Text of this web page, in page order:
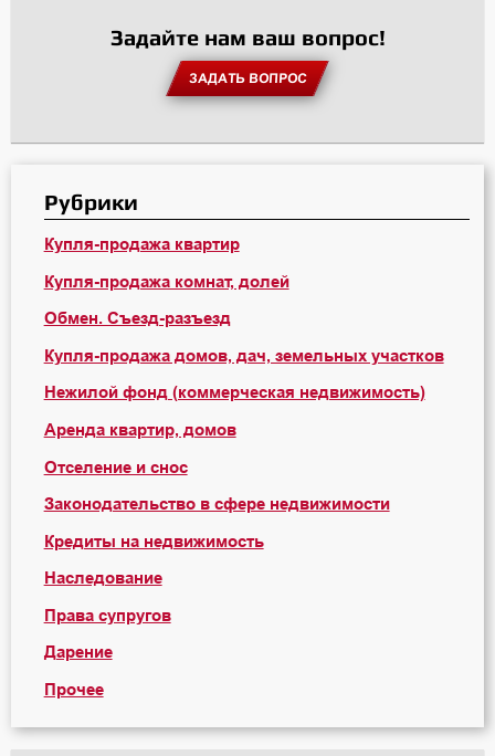
Задайте нам ваш вопрос!
ЗАДАТЬ ВОПРОС
Рубрики
Купля-продажа квартир
Купля-продажа комнат, долей
Обмен. Съезд-разъезд
Купля-продажа домов, дач, земельных участков
Нежилой фонд (коммерческая недвижимость)
Аренда квартир, домов
Отселение и снос
Законодательство в сфере недвижимости
Кредиты на недвижимость
Наследование
Права супругов
Дарение
Прочее